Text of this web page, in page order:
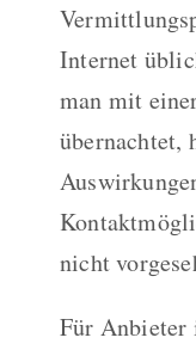
Internet
man mit
übernachtet,
nicht
Für Anbieter